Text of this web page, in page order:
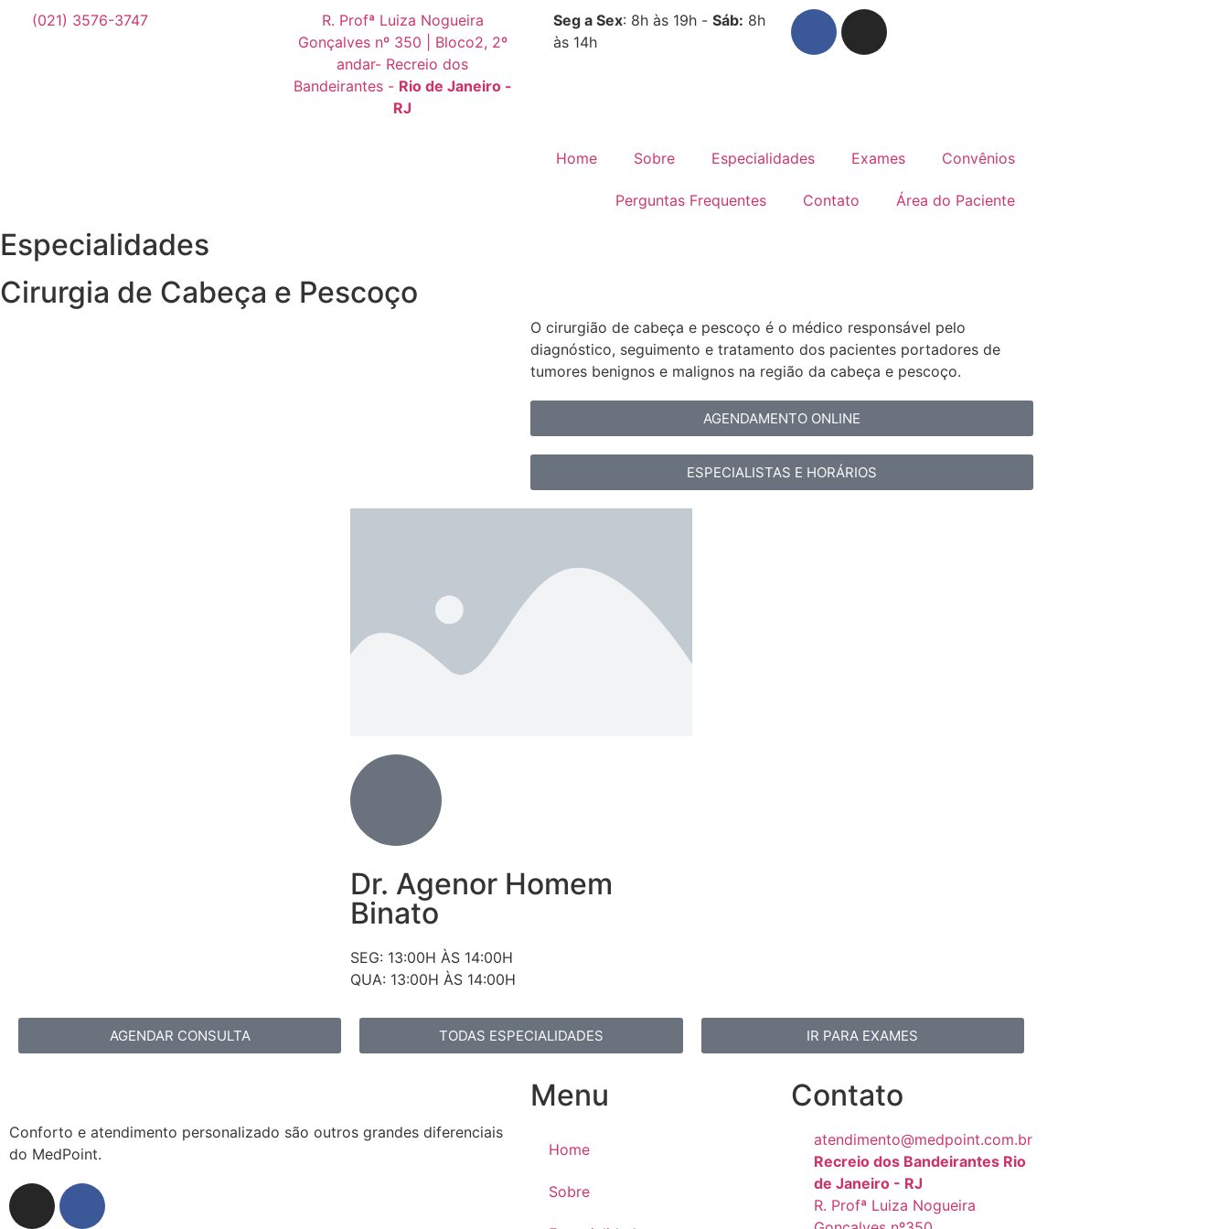
(021) 3576-3747
R. Profª Luiza Nogueira
Gonçalves nº 350 | Bloco2, 2º
andar- Recreio dos
Bandeirantes - Rio de Janeiro -
RJ
Seg a Sex: 8h às 19h - Sáb: 8h
às 14h
Home Sobre Especialidades Exames Convênios
Perguntas Frequentes Contato Área do Paciente
Especialidades
Cirurgia de Cabeça e Pescoço
O cirurgião de cabeça e pescoço é o médico responsável pelo
diagnóstico, seguimento e tratamento dos pacientes portadores de
tumores benignos e malignos na região da cabeça e pescoço.
AGENDAMENTO ONLINE
ESPECIALISTAS E HORÁRIOS
Dr. Agenor Homem
Binato
SEG: 13:00H ÀS 14:00H
QUA: 13:00H ÀS 14:00H
AGENDAR CONSULTA TODAS ESPECIALIDADES IR PARA EXAMES
Conforto e atendimento personalizado são outros grandes diferenciais
do MedPoint.
Menu
Home
Sobre
Contato
atendimento@medpoint.com.br
Recreio dos Bandeirantes Rio
de Janeiro - RJ
R. Profª Luiza Nogueira